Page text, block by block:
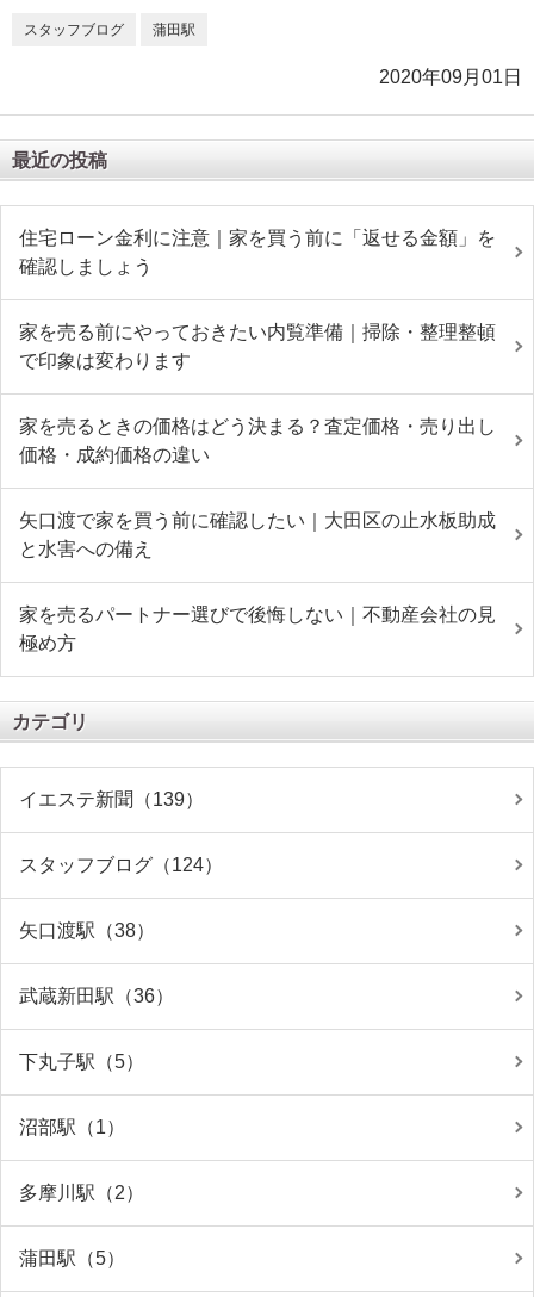
スタッフブログ 蒲田駅
2020年09月01日
最近の投稿
住宅ローン金利に注意｜家を買う前に「返せる金額」を
確認しましょう
家を売る前にやっておきたい内覧準備｜掃除・整理整頓
で印象は変わります
家を売るときの価格はどう決まる？査定価格・売り出し
価格・成約価格の違い
矢口渡で家を買う前に確認したい｜大田区の止水板助成
と水害への備え
家を売るパートナー選びで後悔しない｜不動産会社の見
極め方
カテゴリ
イエステ新聞（139）
スタッフブログ（124）
矢口渡駅（38）
武蔵新田駅（36）
下丸子駅（5）
沼部駅（1）
多摩川駅（2）
蒲田駅（5）